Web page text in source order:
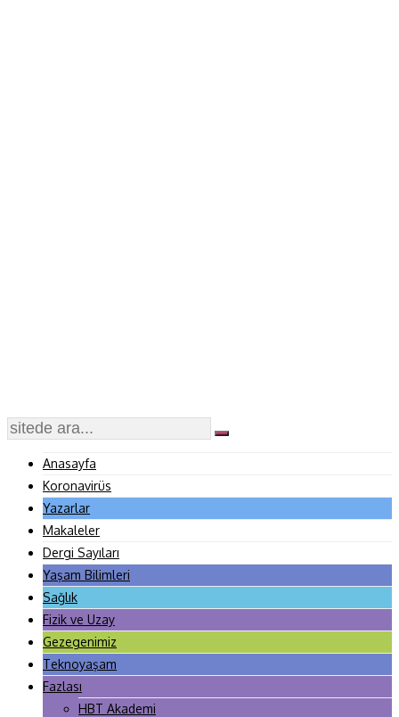
Anasayfa
Koronavirüs
Yazarlar
Makaleler
Dergi Sayıları
Yaşam Bilimleri
Sağlık
Fizik ve Uzay
Gezegenimiz
Teknoyaşam
Fazlası
HBT Akademi